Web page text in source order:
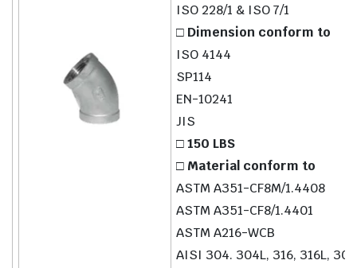
ISO 228/1 & ISO 7/1
□ Dimension conform to
ISO 4144
SP114
EN-10241
JIS
□ 150 LBS
□ Material conform to
ASTM A351-CF8M/1.4408
ASTM A351-CF8/1.4401
ASTM A216-WCB
AISI 304. 304L, 316, 316L,